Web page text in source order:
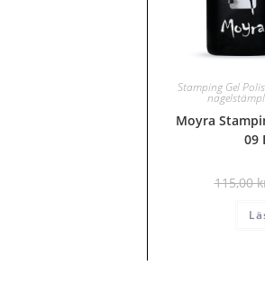
Stamping Gel
Moyra
09
115,00